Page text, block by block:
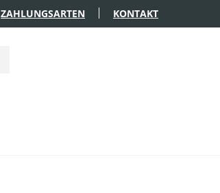
ZAHLUNGSARTEN KONTAKT